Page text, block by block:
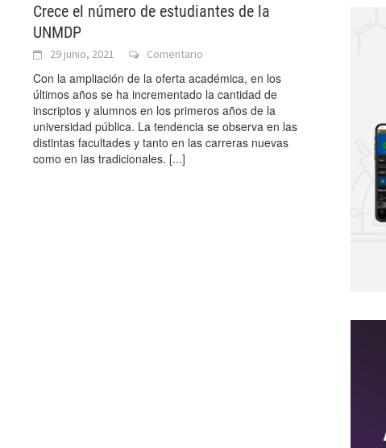
Crece el número de estudiantes de la
UNMDP
29 junio, 2021 Comentario
Con la ampliación de la oferta académica, en los
últimos años se ha incrementado la cantidad de
inscriptos y alumnos en los primeros años de la
universidad pública. La tendencia se observa en las
distintas facultades y tanto en las carreras nuevas
como en las tradicionales. [...]